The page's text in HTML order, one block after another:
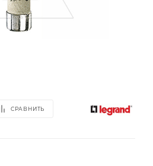
СРАВНИТЬ